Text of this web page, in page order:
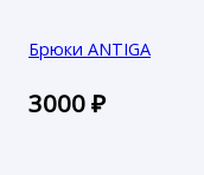
Брюки ANTIGA
3000₽